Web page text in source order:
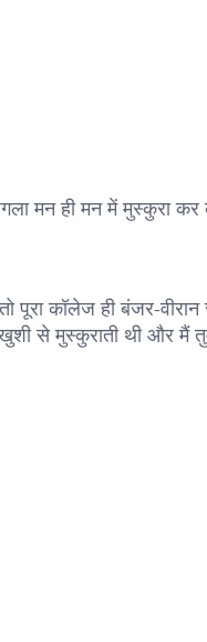
मन ही मन में मुस्कुरा कर
कॉलेज ही बंजर-
से मुस्कुराती थी और मैं